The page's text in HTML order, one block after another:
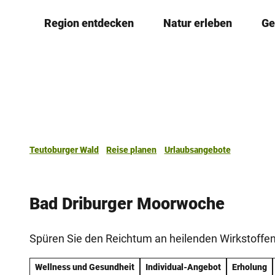
Region entdecken Natur erleben
Teutoburger Wald Reise planen
Urlaubsangebote
Bad Driburger Moorwoche
Spüren Sie den Reichtum an heilenden Wirkstoffen
Wellness und Gesundheit Individual-Angebot Erholung